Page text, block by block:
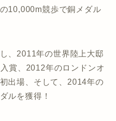
10,000m競歩で銅メダル
、2011年の世界陸上大邸
賞、2012年のロンドンオ
出場、そして、2014年の
ルを獲得！